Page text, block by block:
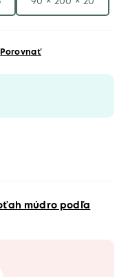
Porovnať
múdro podľa